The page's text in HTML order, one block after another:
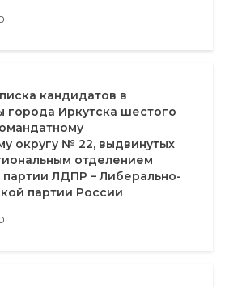
кандидатов в
города Иркутска шестого
округу № 22, выдвинутых
отделением
ЛДПР – Либерально-
партии России